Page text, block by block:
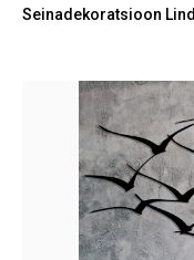
Seinadekoratsioon Lind